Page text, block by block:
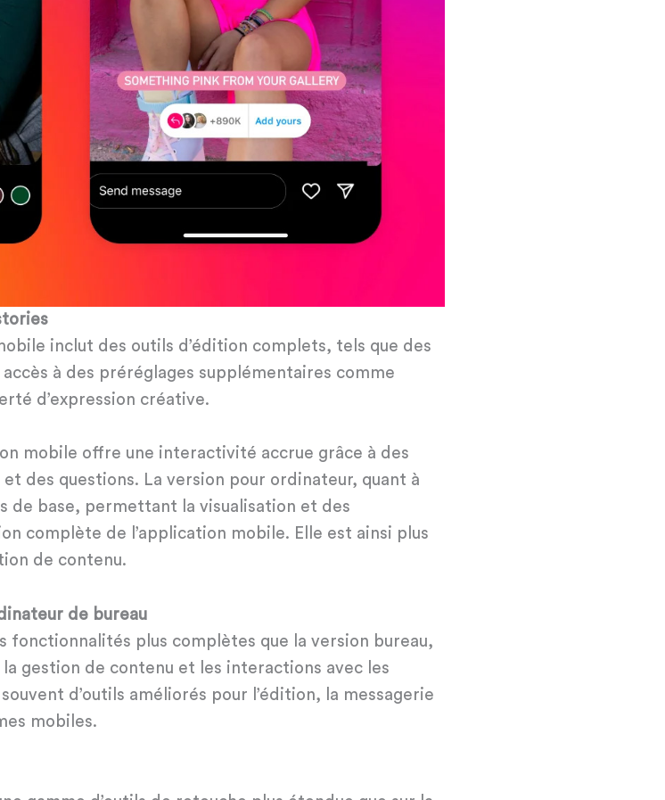
inclut des outils d’édition complets, tels que des
à des préréglages supplémentaires comme
d’expression créative.
mobile offre une interactivité accrue grâce à des
des questions. La version pour ordinateur, quant à
de base, permettant la visualisation et des
complète de l’application mobile. Elle est ainsi plus
de contenu.
de bureau
fonctionnalités plus complètes que la version bureau,
gestion de contenu et les interactions avec les
d’outils améliorés pour l’édition, la messagerie
mobiles.